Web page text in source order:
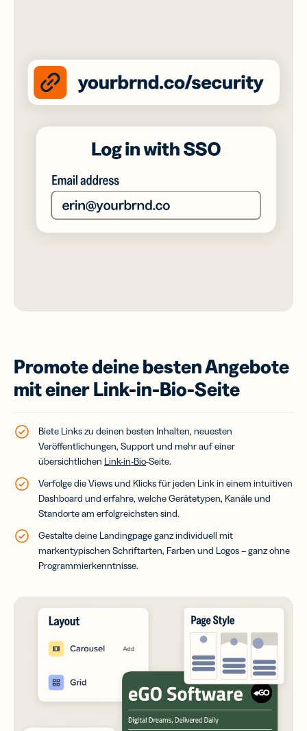
Promote deine besten Angebote
mit einer Link-in-Bio-Seite
Biete Links zu deinen besten Inhalten, neuesten
Veröffentlichungen, Support und mehr auf einer
übersichtlichen Link-in-Bio-Seite.
Verfolge die Views und Klicks für jeden Link in einem intuitiven
Dashboard und erfahre, welche Gerätetypen, Kanäle und
Standorte am erfolgreichsten sind.
Gestalte deine Landingpage ganz individuell mit
markentypischen Schriftarten, Farben und Logos – ganz ohne
Programmierkenntnisse.